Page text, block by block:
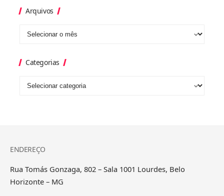
Arquivos
Categorias
ENDEREÇO
Rua Tomás Gonzaga, 802 – Sala 1001 Lourdes, Belo
Horizonte – MG